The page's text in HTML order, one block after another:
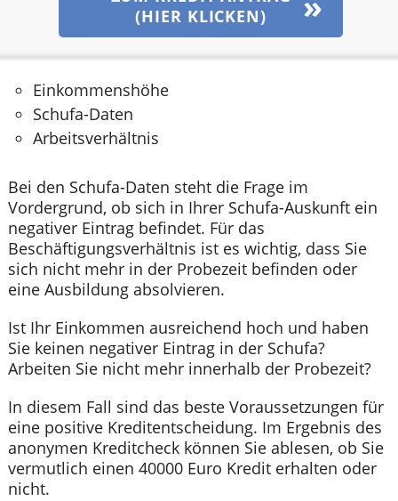
(HIER KLICKEN)
Einkommenshöhe
Schufa-Daten
Arbeitsverhältnis
Bei den Schufa-Daten steht die Frage im
Vordergrund, ob sich in Ihrer Schufa-Auskunft ein
negativer Eintrag befindet. Für das
Beschäftigungsverhältnis ist es wichtig, dass Sie
sich nicht mehr in der Probezeit befinden oder
eine Ausbildung absolvieren.
Ist Ihr Einkommen ausreichend hoch und haben
Sie keinen negativer Eintrag in der Schufa?
Arbeiten Sie nicht mehr innerhalb der Probezeit?
In diesem Fall sind das beste Voraussetzungen für
eine positive Kreditentscheidung. Im Ergebnis des
anonymen Kreditcheck können Sie ablesen, ob Sie
vermutlich einen 40000 Euro Kredit erhalten oder
nicht.